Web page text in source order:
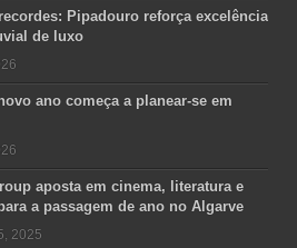
Pipadouro reforça excelência
de luxo
ano começa a planear-se em
aposta em cinema, literatura e
a passagem de ano no Algarve
2025